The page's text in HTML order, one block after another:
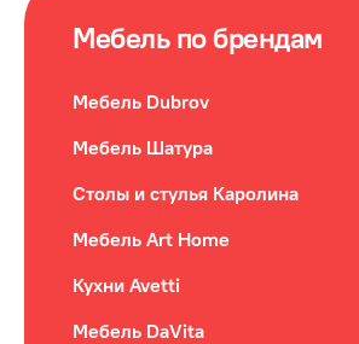
Мебель по брендам
Мебель Dubrov
Мебель Шатура
Столы и стулья Каролина
Мебель Art Home
Кухни Avetti
Мебель DaVita